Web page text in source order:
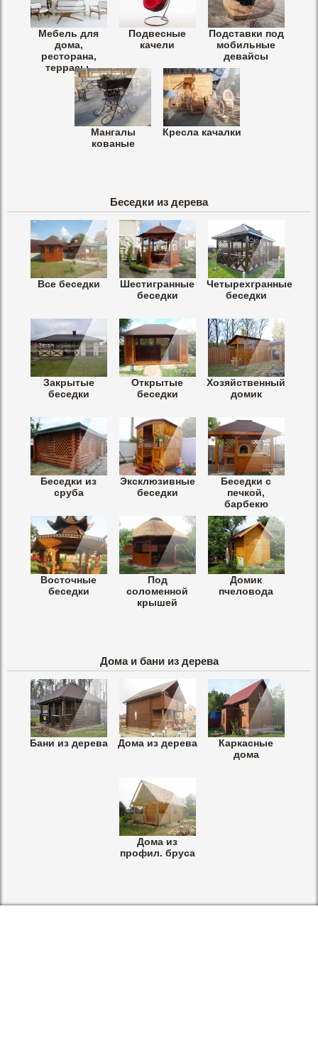
Мебель для
дома,
ресторана,
террасы.
Подвесные
качели
Подставки под
мобильные
девайсы
Мангалы
кованые
Кресла качалки
Беседки из дерева
Все беседки
Шестигранные
беседки
Четырехгранные
беседки
Закрытые
беседки
Открытые
беседки
Хозяйственный
домик
Беседки из
сруба
Эксклюзивные
беседки
Беседки с
печкой,
барбекю
Восточные
беседки
Под
соломенной
крышей
Домик
пчеловода
Дома и бани из дерева
Бани из дерева Дома из дерева
Каркасные
дома
Дома из
профил. бруса